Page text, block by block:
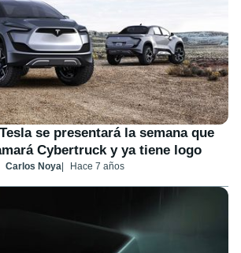
se presentará la semana que
Cybertruck y ya tiene logo
Carlos Noya Hace 7 años